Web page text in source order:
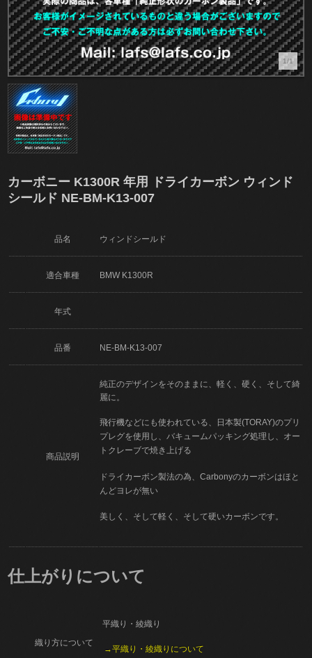
1/1
カーボニー K1300R 年用 ドライカーボン ウィンド
シールド NE-BM-K13-007
品名 ウィンドシールド
適合車種 BMW K1300R
年式
品番 NE-BM-K13-007
商品説明
純正のデザインをそのままに、軽く、硬く、そして綺
麗に。
飛行機などにも使われている、日本製(TORAY)のプリ
プレグを使用し、バキュームパッキング処理し、オー
トクレーブで焼き上げる
ドライカーボン製法の為、Carbonyのカーボンはほと
んどヨレが無い
美しく、そして軽く、そして硬いカーボンです。
仕上がりについて
織り方について
平織り・綾織り
→平織り・綾織りについて